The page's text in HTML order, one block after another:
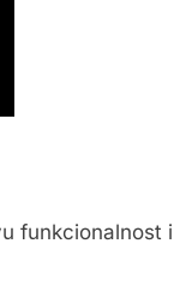
funkcionalnost i